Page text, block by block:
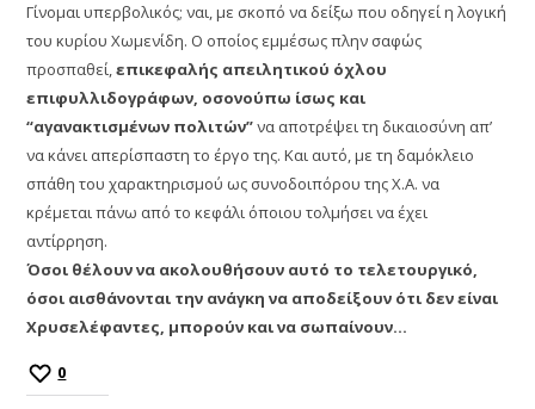
Γίνομαι υπερβολικός; ναι, με σκοπό να δείξω που οδηγεί η λογική
του κυρίου Χωμενίδη. Ο οποίος εμμέσως πλην σαφώς
προσπαθεί,επικεφαλής απειλητικού όχλου
επιφυλλιδογράφων, οσονούπω ίσως και
“αγανακτισμένων πολιτών”να αποτρέψει τη δικαιοσύνη απ’
να κάνει απερίσπαστη το έργο της. Και αυτό, με τη δαμόκλειο
σπάθη του χαρακτηρισμού ως συνοδοιπόρου της Χ.Α. να
κρέμεται πάνω από το κεφάλι όποιου τολμήσει να έχει
αντίρρηση.
Όσοι θέλουν να ακολουθήσουν αυτό το τελετουργικό,
όσοι αισθάνονται την ανάγκη να αποδείξουν ότι δεν είναι
Χρυσελέφαντες, μπορούν και να σωπαίνουν…
0